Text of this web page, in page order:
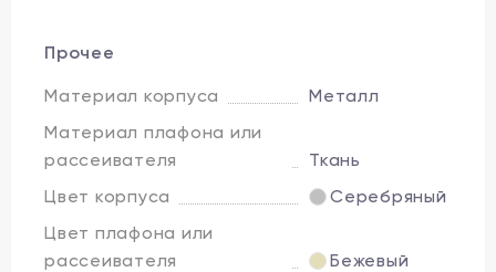
Прочее
Материал корпуса
Металл
Материал плафона или
рассеивателя
Ткань
Цвет корпуса
Серебряный
Цвет плафона или
рассеивателя
Бежевый